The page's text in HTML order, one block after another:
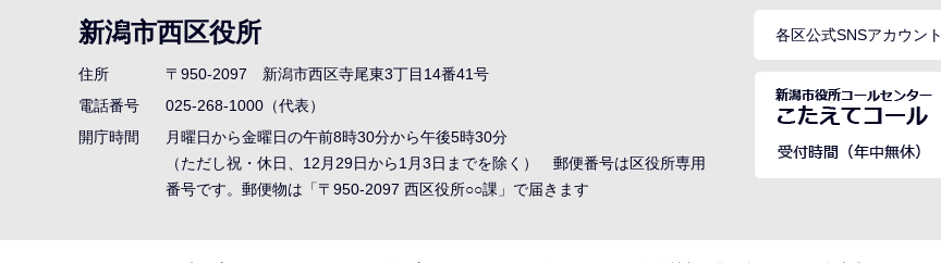
こ
ま
で
新潟市西区役所
住所 〒950-2097 新潟市西区寺尾東3丁目14番41号
電話番号
025-268-1000（代表）
開庁時間
月曜日から金曜日の午前8時30分から午後5時30分
（ただし祝・休日、12月29日から1月3日までを除く） 郵便番号は区役所専用
番号です。郵便物は「〒950-2097 西区役所○○課」で届きます
各区公式SNSアカウント